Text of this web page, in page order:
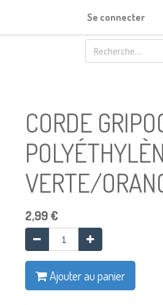
Se connecter
CORDE
VERTE/
2,99€
Ajouter au panier